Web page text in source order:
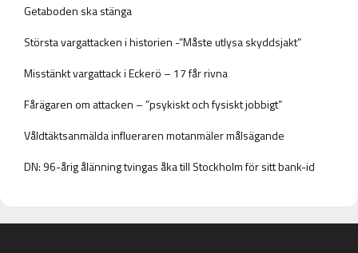
Getaboden ska stänga
Största vargattacken i historien -”Måste utlysa skyddsjakt”
Misstänkt vargattack i Eckerö – 17 får rivna
Fårägaren om attacken – ”psykiskt och fysiskt jobbigt”
Våldtäktsanmälda influeraren motanmäler målsägande
DN: 96-årig ålänning tvingas åka till Stockholm för sitt bank-id